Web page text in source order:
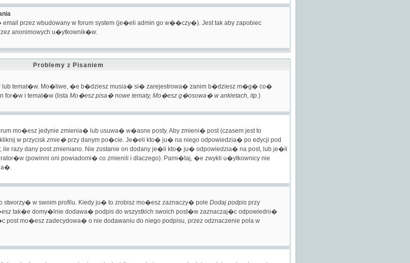
przez wbudowany w forum system (je�eli admin go w��czy�). Jest tak aby zapobiec
anonimowych u�ytkownik�w.
Problemy z Pisaniem
lub temat�w. Mo�liwe, �e b�dziesz musia� si� zarejestrowa� zanim b�dziesz m�g� co�
for�w i temat�w (lista Mo�esz pisa� nowe tematy, Mo�esz g�osowa� w ankietach, itp.)
mo�esz jedynie zmienia� lub usuwa� w�asne posty. Aby zmieni� post (czasem jest to
w przycisk zmie�przy danym po�cie. Je�eli kto� ju� na niego odpowiedzia� po edycji pod
ile razy dany post zmieniano. Nie zostanie on dodany je�li kto� ju� odpowiedzia� na post, lub je�li
(powinni oni powiadomi� co zmienili i dlaczego). Pami�taj, �e zwykli u�ytkownicy nie
w swoim profilu. Kiedy ju� to zrobisz mo�esz zaznaczy� pole Dodaj podpis przy
tak�e domy�lnie dodawa� podpis do wszystkich swoich post�w zaznaczaj�c odpowiedni�
mo�esz zadecydowa� o nie dodawaniu do niego podpisu, przez odznaczenie pola w